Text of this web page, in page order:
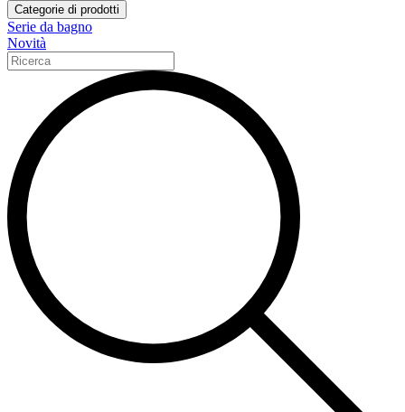
Categorie di prodotti
Serie da bagno
Novità